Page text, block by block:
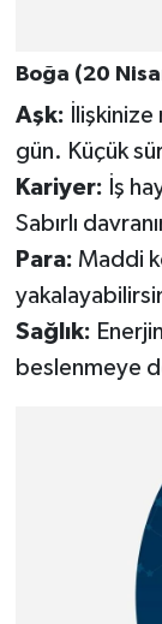
Boğa (20
Aşk:
gün. Küçük
Kariyer: İş
Sabırlı
Para: Maddi
Sağlık:
beslenmeye